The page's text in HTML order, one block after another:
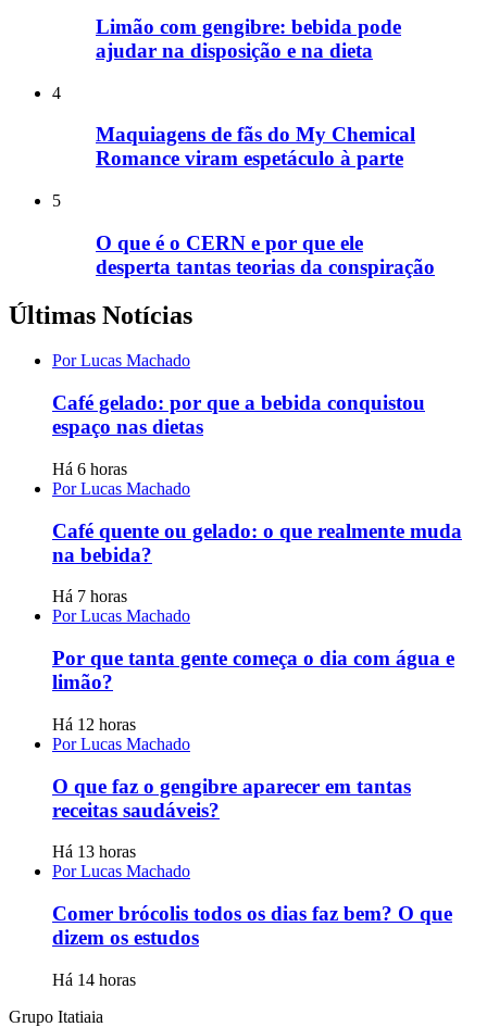
Limão com gengibre: bebida pode
ajudar na disposição e na dieta
4
Maquiagens de fãs do My Chemical
Romance viram espetáculo à parte
5
O que é o CERN e por que ele
desperta tantas teorias da conspiração
Últimas Notícias
Por Lucas Machado
Café gelado: por que a bebida conquistou
espaço nas dietas
Há 6 horas
Por Lucas Machado
Café quente ou gelado: o que realmente muda
na bebida?
Há 7 horas
Por Lucas Machado
Por que tanta gente começa o dia com água e
limão?
Há 12 horas
Por Lucas Machado
O que faz o gengibre aparecer em tantas
receitas saudáveis?
Há 13 horas
Por Lucas Machado
Comer brócolis todos os dias faz bem? O que
dizem os estudos
Há 14 horas
Grupo Itatiaia